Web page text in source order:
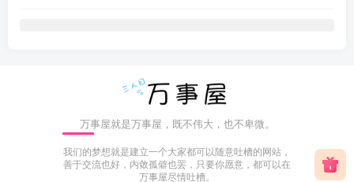
万事屋就是万事屋，既不伟大，也不卑微。
我们的梦想就是建立一个大家都可以随意吐槽的网站，
善于交流也好，内敛孤僻也罢，只要你愿意，都可以在
万事屋尽情吐槽。